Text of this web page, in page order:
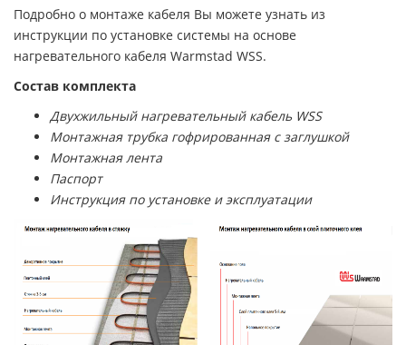
Подробно о монтаже кабеля Вы можете узнать из
инструкции по установке системы на основе
нагревательного кабеля Warmstad WSS.
Состав комплекта
Двухжильный нагревательный кабель WSS
Монтажная трубка гофрированная с заглушкой
Монтажная лента
Паспорт
Инструкция по установке и эксплуатации